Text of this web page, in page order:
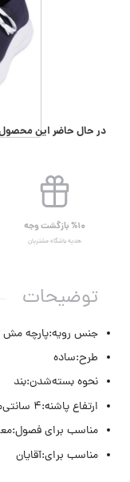
در حال حاضر این
%۱۰ بازگشت وجه
هدیه باشگاه مشتریان
توضیحات
جنس رویه:پارچه مش
طرح:ساده
نحوه بسته‌شدن:بند
ارتفاع پاشنه:۴ سانتی‌متر
مناسب برای
مناسب برای:آقایان